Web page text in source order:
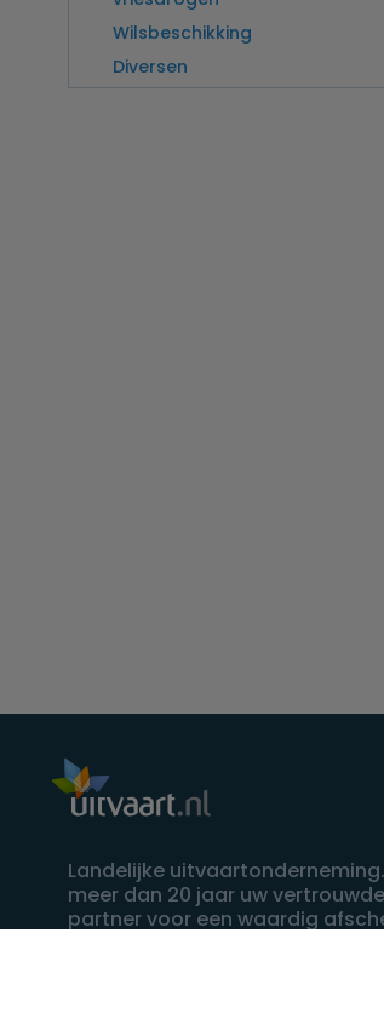
Wilsbeschikking
Diversen
Landelijke
meer dan 20 jaar uw vertrouwde
partner voor een waardig